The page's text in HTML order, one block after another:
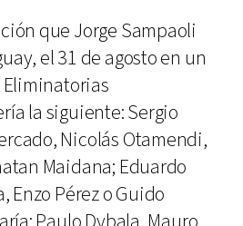
que Jorge Sampaoli
el 31 de agosto en un
Eliminatorias
la siguiente: Sergio
Nicolás Otamendi,
Maidana; Eduardo
Enzo Pérez o Guido